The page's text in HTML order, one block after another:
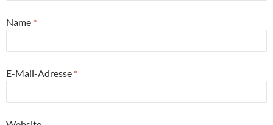
Name *
E-Mail-Adresse *